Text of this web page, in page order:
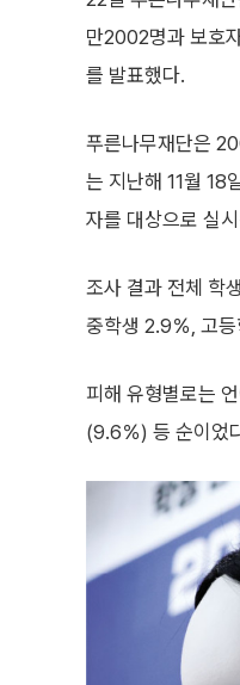
만2002명과 보호
를 발표했다.
푸른나무재단은
는 지난해 11월 18
자를 대상으로 실
조사 결과 전체 학
중학생 2.9％, 고
피해 유형별로는
(9.6％) 등 순이었